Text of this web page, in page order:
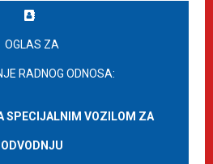
OGLAS ZA
RADNOG ODNOSA:
SPECIJALNIM VOZILOM ZA
ODVODNJU